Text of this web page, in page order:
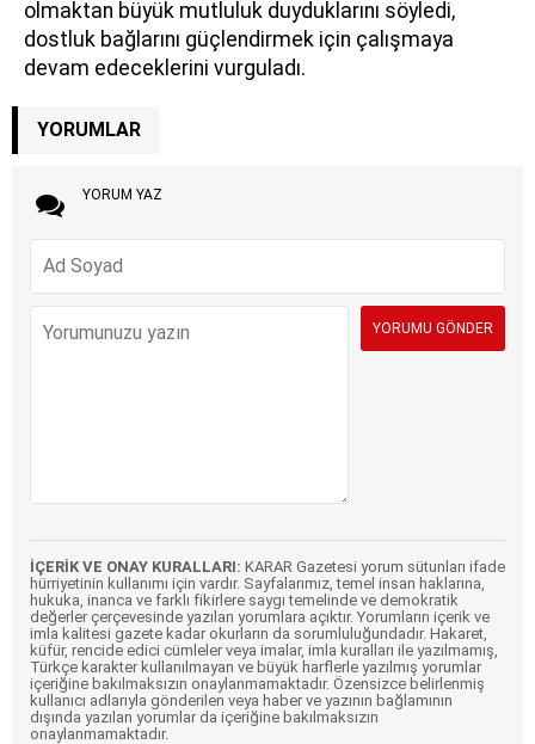
olmaktan büyük mutluluk duyduklarını söyledi,
dostluk bağlarını güçlendirmek için çalışmaya
devam edeceklerini vurguladı.
YORUMLAR
YORUM YAZ
İÇERİK VE ONAY KURALLARI: KARAR Gazetesi yorum sütunları ifade
hürriyetinin kullanımı için vardır. Sayfalarımız, temel insan haklarına,
hukuka, inanca ve farklı fikirlere saygı temelinde ve demokratik
değerler çerçevesinde yazılan yorumlara açıktır. Yorumların içerik ve
imla kalitesi gazete kadar okurların da sorumluluğundadır. Hakaret,
küfür, rencide edici cümleler veya imalar, imla kuralları ile yazılmamış,
Türkçe karakter kullanılmayan ve büyük harflerle yazılmış yorumlar
içeriğine bakılmaksızın onaylanmamaktadır. Özensizce belirlenmiş
kullanıcı adlarıyla gönderilen veya haber ve yazının bağlamının
dışında yazılan yorumlar da içeriğine bakılmaksızın
onaylanmamaktadır.